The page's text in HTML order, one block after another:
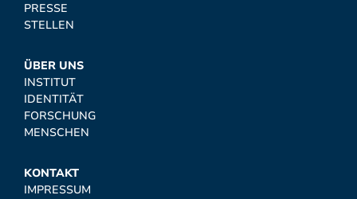
PRESSE
STELLEN
ÜBER UNS
INSTITUT
IDENTITÄT
FORSCHUNG
MENSCHEN
KONTAKT
IMPRESSUM